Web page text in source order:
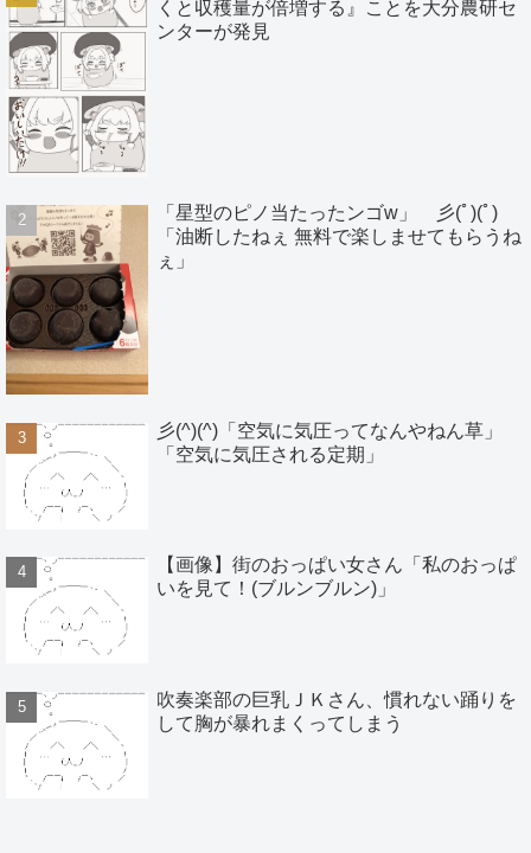
くと収穫量が倍増する』ことを大分農研セ
ンターが発見
「星型のピノ当たったンゴw」 彡(ﾟ)(ﾟ)
「油断したねぇ 無料で楽しませてもらうね
ぇ」
彡(^)(^)「空気に気圧ってなんやねん草」
「空気に気圧される定期」
【画像】街のおっぱい女さん「私のおっぱ
いを見て！(ブルンブルン)」
吹奏楽部の巨乳ＪＫさん、慣れない踊りを
して胸が暴れまくってしまう